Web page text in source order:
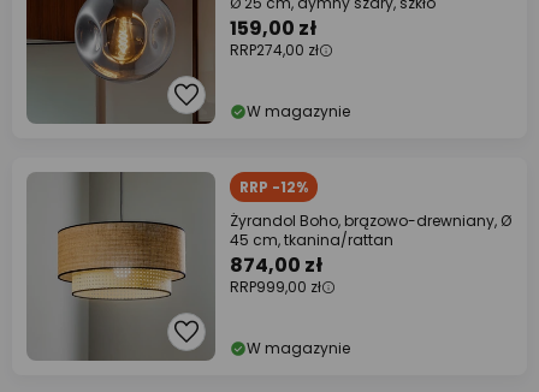
159,00 zł
RRP274,00 zł
W magazynie
RRP -12%
Żyrandol Boho, brązowo-drewniany, Ø
45 cm, tkanina/rattan
874,00 zł
RRP999,00 zł
W magazynie